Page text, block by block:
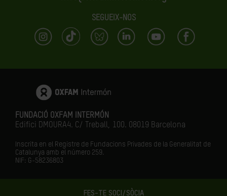
FES-TE SOCI/SÒCIA
SEGUEIX-NOS
FUNDACIÓ OXFAM INTERMÓN
Edifici DMOURA4. C/ Treball, 100. 08019 Barcelona
Inscrita en el Registre de Fundacions Privades de la Generalitat de
Catalunya amb el número 259.
NIF: G-58236803